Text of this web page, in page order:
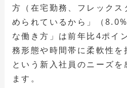
方（在宅勤務、フレックス
められているから」（
な働き方」は前年比4ポイ
務形態や時間帯に柔軟性を
という新入社員のニーズを
ます。